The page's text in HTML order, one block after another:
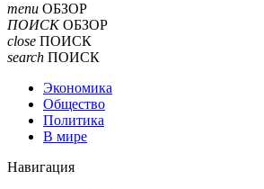
menu ОБЗОР
ПОИСК ОБЗОР
close ПОИСК
search ПОИСК
Экономика
Общество
Политика
В мире
Навигация